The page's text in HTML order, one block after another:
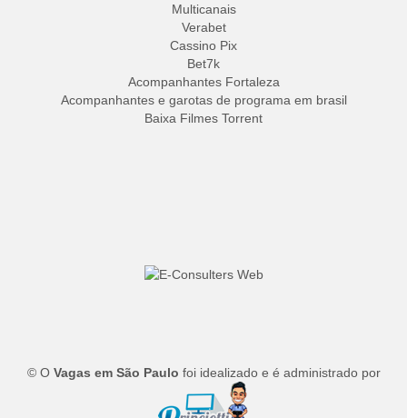
Multicanais
Verabet
Cassino Pix
Bet7k
Acompanhantes Fortaleza
Acompanhantes e garotas de programa em brasil
Baixa Filmes Torrent
© O Vagas em São Paulo foi idealizado e é administrado por